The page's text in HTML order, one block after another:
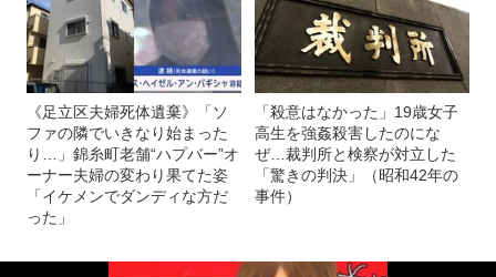
《足立区夫婦死体遺棄》「ソ
ファの隣でいきなり始まった
り…」錦糸町老舗“ハプバー”オ
ーナー夫婦の変わり果てた姿
「イケメンでダンディな方だ
った」
「殺意はなかった」19歳女子
高生を強姦殺害したのにな
ぜ…裁判所と検察が対立した
「驚きの判決」（昭和42年の
事件）